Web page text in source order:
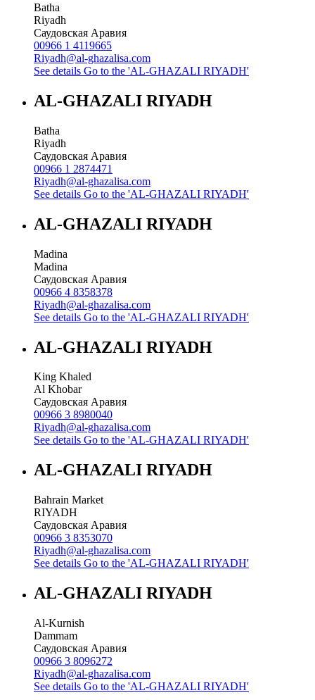
Batha
Riyadh
Саудовская Аравия
00966 1 4119665
Riyadh@al-ghazalisa.com
See details Go to the 'AL-GHAZALI RIYADH'
AL-GHAZALI RIYADH
Batha
Riyadh
Саудовская Аравия
00966 1 2874471
Riyadh@al-ghazalisa.com
See details Go to the 'AL-GHAZALI RIYADH'
AL-GHAZALI RIYADH
Madina
Madina
Саудовская Аравия
00966 4 8358378
Riyadh@al-ghazalisa.com
See details Go to the 'AL-GHAZALI RIYADH'
AL-GHAZALI RIYADH
King Khaled
Al Khobar
Саудовская Аравия
00966 3 8980040
Riyadh@al-ghazalisa.com
See details Go to the 'AL-GHAZALI RIYADH'
AL-GHAZALI RIYADH
Bahrain Market
RIYADH
Саудовская Аравия
00966 3 8353070
Riyadh@al-ghazalisa.com
See details Go to the 'AL-GHAZALI RIYADH'
AL-GHAZALI RIYADH
Al-Kurnish
Dammam
Саудовская Аравия
00966 3 8096272
Riyadh@al-ghazalisa.com
See details Go to the 'AL-GHAZALI RIYADH'